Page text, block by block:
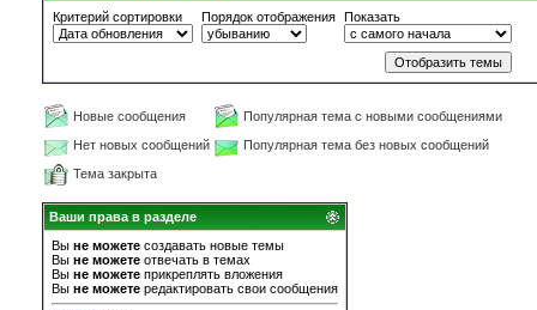
Критерий сортировки
Порядок отображения Показать
Новые сообщения
Популярная тема с новыми сообщениями
Нет новых сообщений
Популярная тема без новых сообщений
Тема закрыта
Ваши права в разделе
Вы не можете создавать новые темы
Вы не можете отвечать в темах
Вы не можете прикреплять вложения
Вы не можете редактировать свои сообщения